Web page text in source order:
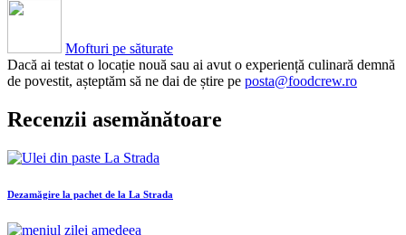
Mofturi pe săturate
Dacă ai testat o locație nouă sau ai avut o experiență culinară demnă
de povestit, așteptăm să ne dai de știre pe posta@foodcrew.ro
Recenzii asemănătoare
Dezamăgire la pachet de la La Strada